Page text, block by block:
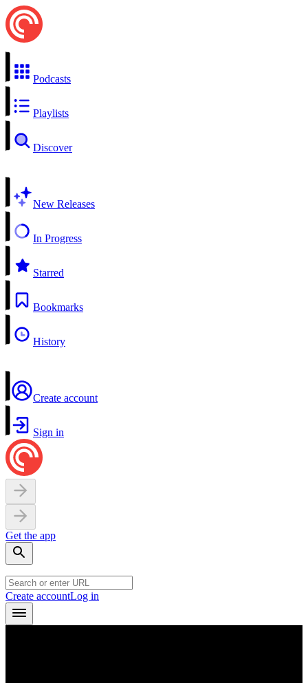
Podcasts
Playlists
Discover
New Releases
In Progress
Starred
Bookmarks
History
Create account
Sign in
Get the app
Create accountLog in